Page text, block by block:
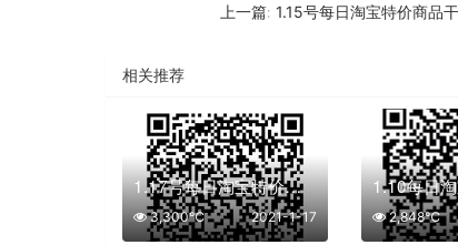
上一篇: 1.15号每日淘宝特价商品
相关推荐
1.17号每日淘宝特价商品干货
2021-1-17
3,300℃ 2,848℃